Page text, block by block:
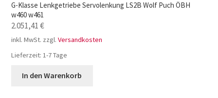
G-Klasse Lenkgetriebe Servolenkung LS2B Wolf Puch ÖBH
w460 w461
2.051,41€
inkl. MwSt. zzgl. Versandkosten
Lieferzeit: 1-7 Tage
In den Warenkorb